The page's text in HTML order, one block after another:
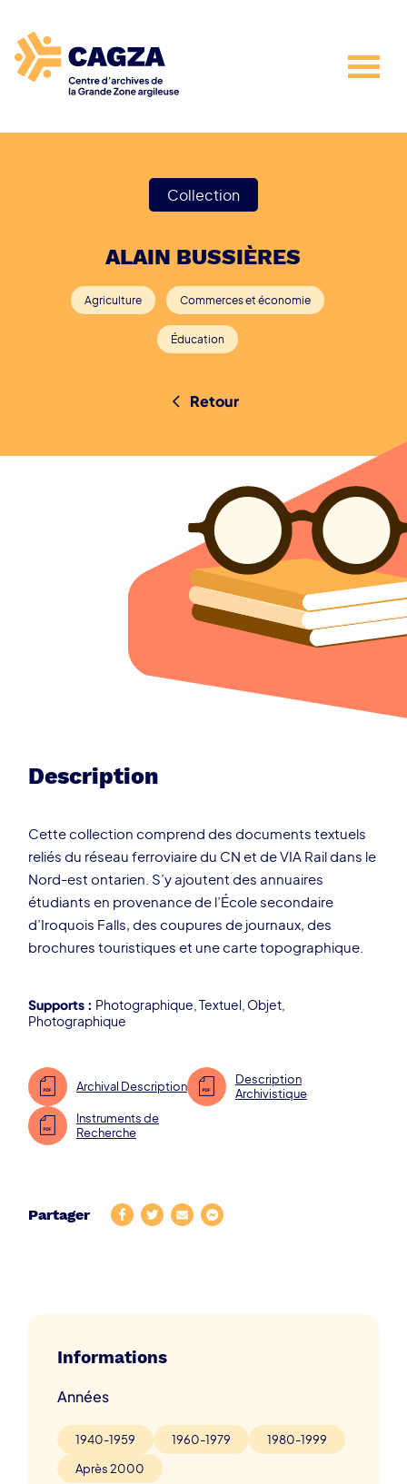
Collection
ALAIN BUSSIÈRES
Agriculture Commerces et économie
Éducation
Retour
Description
Cette collection comprend des documents textuels
reliés du réseau ferroviaire du CN et de VIA Rail dans le
Nord-est ontarien. S’y ajoutent des annuaires
étudiants en provenance de l’École secondaire
d’Iroquois Falls, des coupures de journaux, des
brochures touristiques et une carte topographique.
Supports : Photographique Textuel, Objet,
Photographique
Archival Description
Description
Archivistique
Instruments de
Recherche
Partager
Informations
Années
1940-1959 1960-1979
1980-1999
Après 2000